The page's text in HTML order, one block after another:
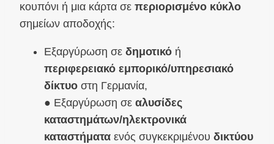
κουπόνι ή μια κάρτα σε περιορισμένο κύκλο
σημείων αποδοχής:
Εξαργύρωση σε δημοτικό ή
περιφερειακό εμπορικό/υπηρεσιακό
δίκτυο στη Γερμανία,
● Εξαργύρωση σε αλυσίδες
καταστημάτων/ηλεκτρονικά
καταστήματα ενός συγκεκριμένου δικτύου